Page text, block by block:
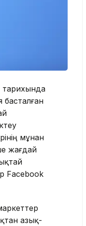
тарихында
басталған
мұнан
жағдай
Facebook
азық-